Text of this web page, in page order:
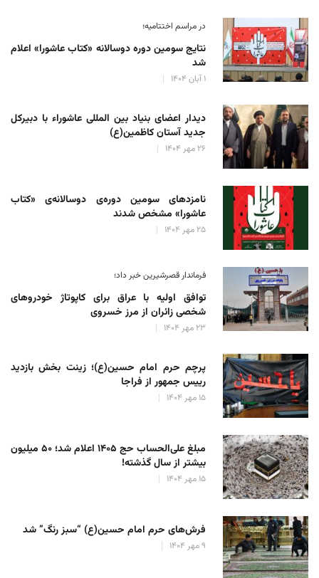
در مراسم اختتامیه؛
نتایج سومین دوره‌ دوسالانه‌ «کتاب عاشورا» اعلام
شد
۱ آبان ۱۴۰۴
دیدار اعضای بنیاد بین المللی عاشوراء با دبیرکل
جدید آستان کاظمین(ع)
۲۶ مهر ۱۴۰۴
نامزدهای سومین دوره‌ی دوسالانه‌ی «کتاب
عاشورا» مشخص شدند
۲۵ مهر ۱۴۰۴
فرماندار قصرشیرین خبر داد؛
توافق اولیه با عراق برای کاپوتاژ خودروهای
شخصی زائران از مرز خسروی
۲۳ مهر ۱۴۰۴
پرچم حرم امام حسین(ع)؛ زینت بخش بازدید
رییس جمهور از فراجا
۱۵ مهر ۱۴۰۴
مبلغ علی‌الحساب حج ۱۴۰۵ اعلام شد؛ ۵۰ میلیون
بیشتر از سال گذشته!
۱۵ مهر ۱۴۰۴
فرش‌های حرم امام حسین(ع) “سبز رنگ” شد
۹ مهر ۱۴۰۴